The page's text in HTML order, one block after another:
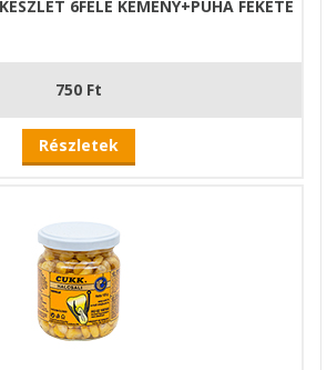
6FÉLE KEMÉNY+PUHA FEKETE
750 Ft
Részletek